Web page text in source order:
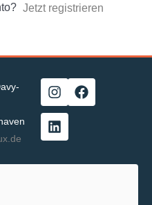
Jetzt registrieren